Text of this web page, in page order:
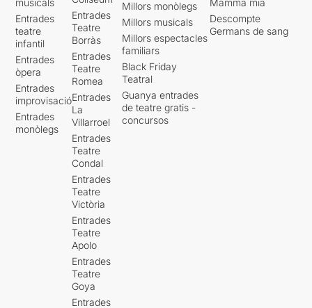
musicals
Entrades
teatre
infantil
Entrades
òpera
Entrades
improvisació
Entrades
monòlegs
Entrades
Teatre
Borràs
Entrades
Teatre
Romea
Entrades
La
Villarroel
Entrades
Teatre
Condal
Entrades
Teatre
Victòria
Entrades
Teatre
Apolo
Entrades
Teatre
Goya
Entrades
Millors monòlegs
Millors musicals
Millors espectacles
familiars
Black Friday
Teatral
Guanya entrades
de teatre gratis -
concursos
Mamma mia
Descompte
Germans de sang